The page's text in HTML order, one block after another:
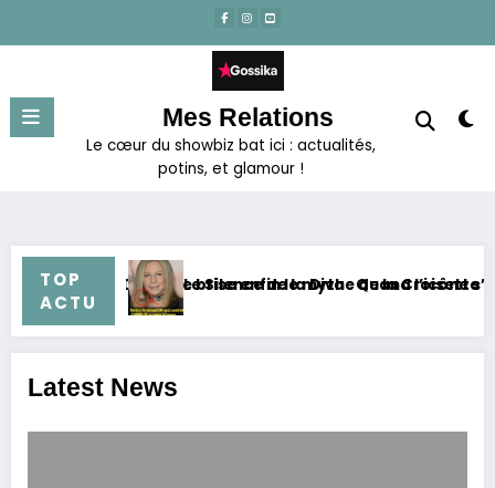
contenu
Mes Relations
Le cœur du showbiz bat ici : actualités,
potins, et glamour !
TOP
ACTU
brise enfin le mythe de la Croisette
Le Silence de la Diva : Quand l’icône s’efface devant
Latest News